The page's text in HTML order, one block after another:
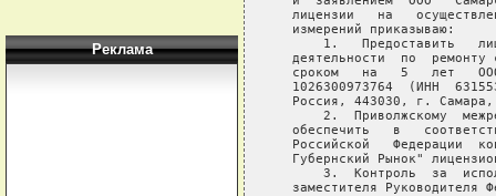
Реклама
лицензии   на
   измерений приказываю:
1.   Предоставить
деятельности  по  ремонту
сроком   на   5   лет
1026300973764  (ИНН
Россия, 443030, г.
2.  Приволжскому
обеспечить   в
Российской   Федерации
Губернский Рынок"
3.  Контроль  за
заместителя Руководителя